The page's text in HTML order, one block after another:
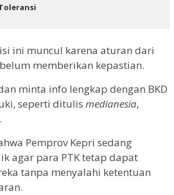
ini muncul karena aturan dari
memberikan kepastian.
minta info lengkap dengan BKD
seperti ditulis medianesia,
Pemprov Kepri sedang
agar para PTK tetap dapat
tanpa menyalahi ketentuan